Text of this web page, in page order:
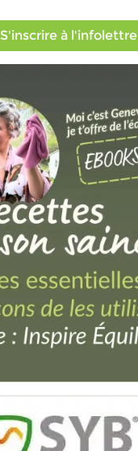
S'inscrire à l'infolettre